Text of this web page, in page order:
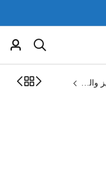
المايونيز والكاتشب